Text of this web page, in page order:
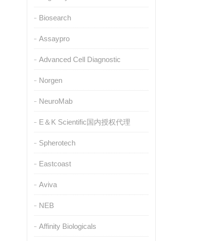
Biosearch
Assaypro
Advanced Cell Diagnostic
Norgen
NeuroMab
E＆K Scientific国内授权代理
Spherotech
Eastcoast
Aviva
NEB
Affinity Biologicals